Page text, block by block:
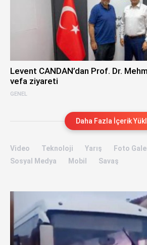
GENEL
Levent CANDAN’dan Prof. Dr.
vefa ziyareti
Daha Fazla İçerik
Video Teknoloji Yarış Foto
Sosyal Medya
Mobil Savaş